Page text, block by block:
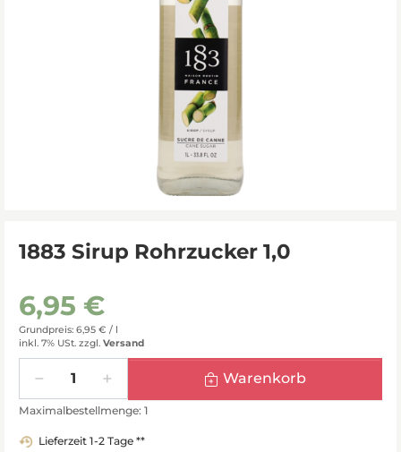
1883 Sirup Rohrzucker 1,0
6,95 €
Grundpreis: 6,95 € / l
inkl. 7% USt. zzgl. Versand
Warenkorb
Maximalbestellmenge: 1
Lieferzeit 1-2 Tage **